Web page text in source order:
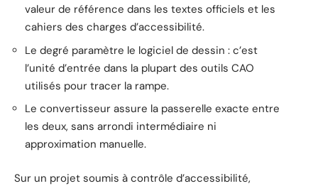
valeur de référence dans les textes officiels et les
cahiers des charges d’accessibilité.
Le degré paramètre le logiciel de dessin : c’est
l’unité d’entrée dans la plupart des outils CAO
utilisés pour tracer la rampe.
Le convertisseur assure la passerelle exacte entre
les deux, sans arrondi intermédiaire ni
approximation manuelle.
Sur un projet soumis à contrôle d’accessibilité,